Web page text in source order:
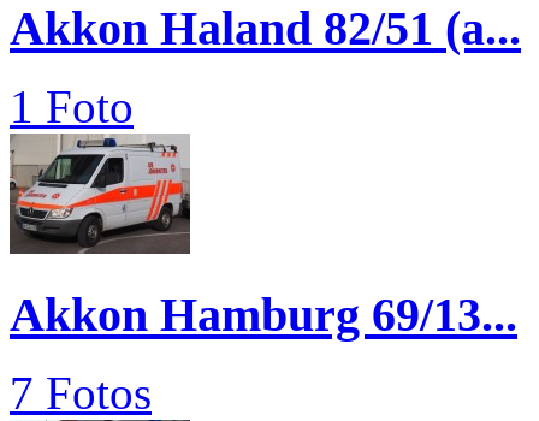
Akkon Haland 82/51 (a...
1 Foto
Akkon Hamburg 69/13...
7 Fotos